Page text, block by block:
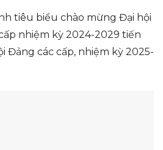
tiêu biểu chào mừng Đại hội
nhiệm kỳ 2024-2029 tiến
Đảng các cấp, nhiệm kỳ 2025-